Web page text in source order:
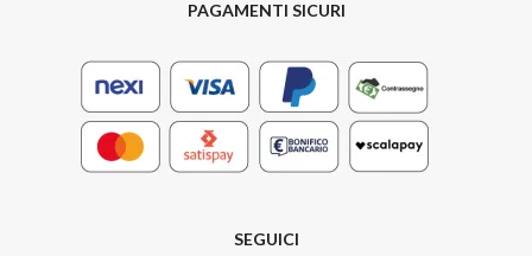
PAGAMENTI SICURI
SEGUICI